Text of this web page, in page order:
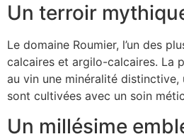
Un terroir
Le domaine Roumier, l’un des
calcaires et argilo-calcaires. La
au vin une minéralité distinctive,
sont cultivées avec un soin
Un millésime